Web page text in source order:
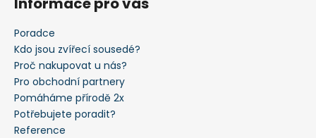
Poradce
Kdo jsou zvířecí sousedé?
Proč nakupovat u nás?
Pro obchodní partnery
Pomáháme přírodě 2x
Potřebujete poradit?
Reference